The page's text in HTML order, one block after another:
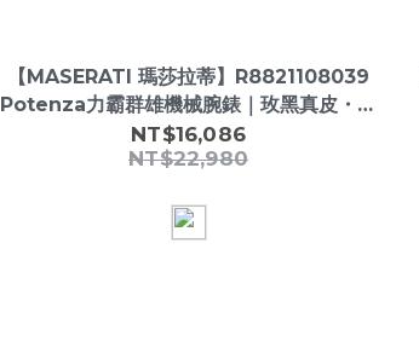
【MASERATI 瑪莎拉蒂】R8821108039
Potenza力霸群雄機械腕錶｜玫黑真皮・鏤
空設計・100米防水
NT$16,086
NT$22,980